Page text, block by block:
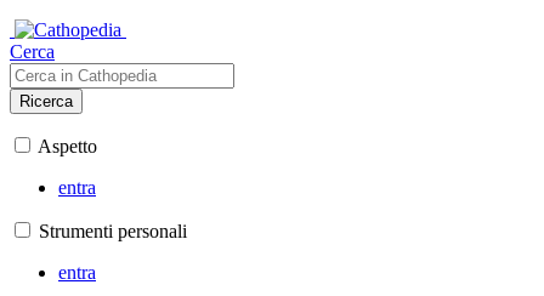
Cerca
Ricerca
Aspetto
entra
Strumenti personali
entra